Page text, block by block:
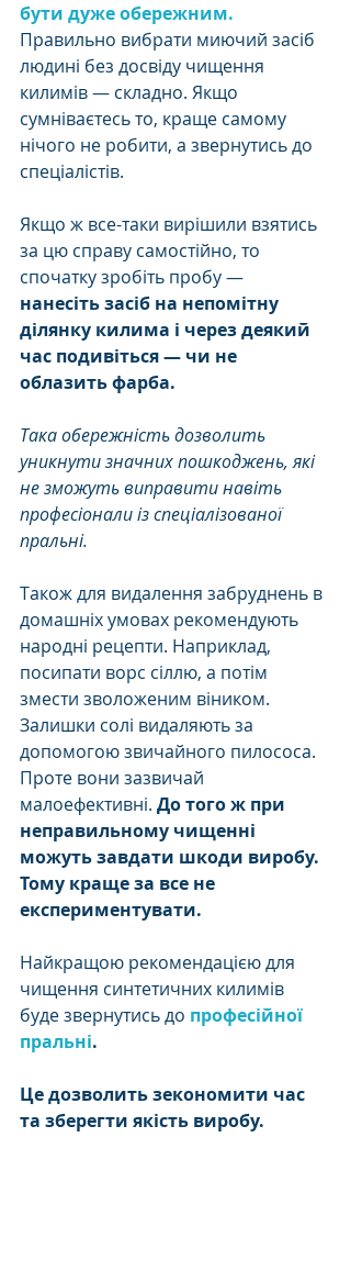
бути дуже обережним.
Правильно вибрати миючий засіб
людині без досвіду чищення
килимів — складно. Якщо
сумніваєтесь то, краще самому
нічого не робити, а звернутись до
спеціалістів.
Якщо ж все-таки вирішили взятись
за цю справу самостійно, то
спочатку зробіть пробу —
нанесіть засіб на непомітну
ділянку килима і через деякий
час подивіться — чи не
облазить фарба.
Така обережність дозволить
уникнути значних пошкоджень, які
не зможуть виправити навіть
професіонали із спеціалізованої
пральні.
Також для видалення забруднень в
домашніх умовах рекомендують
народні рецепти. Наприклад,
посипати ворс сіллю, а потім
змести зволоженим віником.
Залишки солі видаляють за
допомогою звичайного пилососа.
Проте вони зазвичай
малоефективні. До того ж при
неправильному чищенні
можуть завдати шкоди виробу.
Тому краще за все не
експериментувати.
Найкращою рекомендацією для
чищення синтетичних килимів
буде звернутись до професійної
пральні.
Це дозволить зекономити час
та зберегти якість виробу.